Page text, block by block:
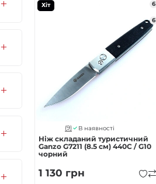
Хіт 6
6
(9) В наявності
Ніж складаний туристичний
Ganzo G7211 (8.5 см) 440C / G10
чорний
1 130 грн